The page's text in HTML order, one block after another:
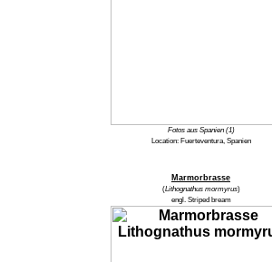
Fotos aus Spanien (1)
Location: Fuerteventura, Spanien
Marmorbrasse
(Lithognathus mormyrus)
engl. Striped bream